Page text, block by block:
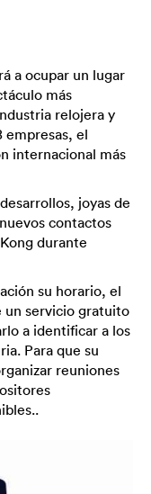
a ocupar un lugar
más
relojera y
empresas, el
internacional más
joyas de
contactos
durante
su horario, el
un servicio gratuito
a identificar a los
Para que su
reuniones